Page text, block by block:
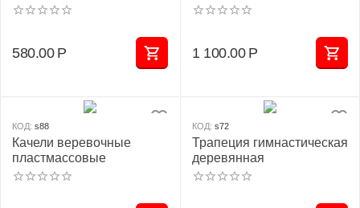
580.00 Р 1 100.00 Р
КОД: s88
Качели веревочные
пластмассовые
КОД: s72
Трапеция гимнастическая
деревянная